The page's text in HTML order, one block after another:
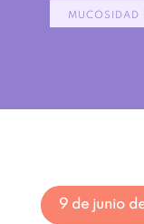
MUCOSIDAD
9 de junio